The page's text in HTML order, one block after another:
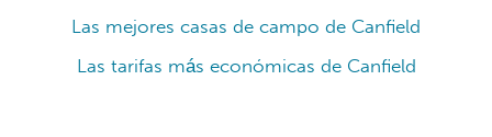
Las mejores casas de campo de Canfield
Las tarifas más económicas de Canfield